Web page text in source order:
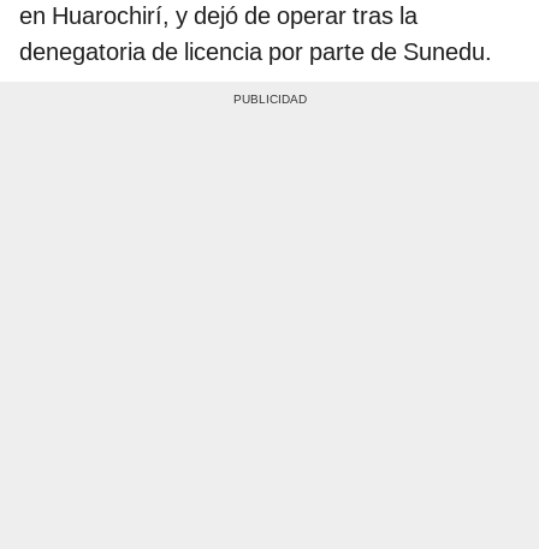
en Huarochirí, y dejó de operar tras la
denegatoria de licencia por parte de Sunedu.